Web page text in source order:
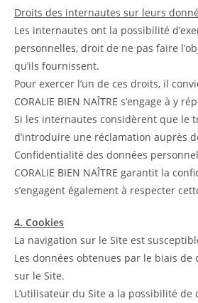
Droits des internautes sur leurs
Les internautes ont la possibilité
personnelles, droit de ne pas faire
qu’ils fournissent.
Pour exercer l’un de ces droits, il
CORALIE BIEN NAÎTRE s’engage à
Si les internautes considèrent que le
d’introduire une réclamation auprès
Confidentialité des données
CORALIE BIEN NAÎTRE garantit la
s’engagent également à respecter
4. Cookies
La navigation sur le Site est
Les données obtenues par le biais
sur le Site.
L’utilisateur du Site a la possibilité